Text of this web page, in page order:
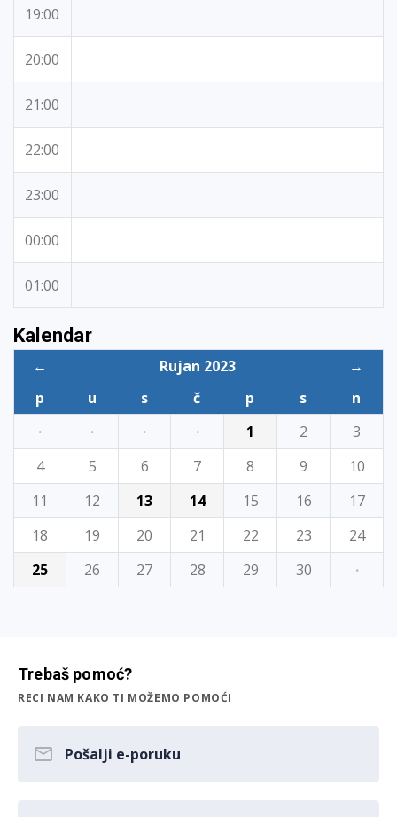
19:00
20:00
21:00
22:00
23:00
00:00
01:00
Kalendar
← Rujan 2023
→
p
u s č p s
n
·
· · · 1 2
3
4
5 6 7 8 9
10
11
12 13 14 15 16
17
18
19 20 21 22 23
24
25
26 27 28 29 30 ·
Trebaš pomoć?
RECI NAM KAKO TI MOŽEMO POMOĆI
Pošalji e-poruku